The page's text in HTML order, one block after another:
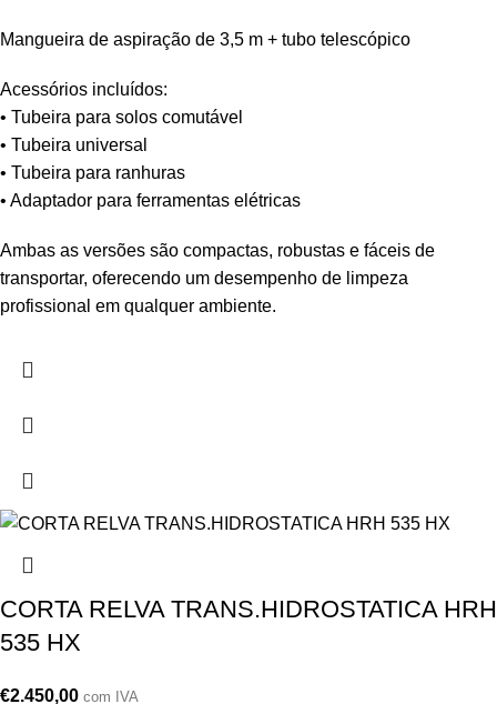
Mangueira de aspiração de 3,5 m + tubo telescópico
Acessórios incluídos:
• Tubeira para solos comutável
• Tubeira universal
• Tubeira para ranhuras
• Adaptador para ferramentas elétricas
Ambas as versões são compactas, robustas e fáceis de
transportar, oferecendo um desempenho de limpeza
profissional em qualquer ambiente.
CORTA RELVA TRANS.HIDROSTATICA HRH
535 HX
€2.450,00 com IVA